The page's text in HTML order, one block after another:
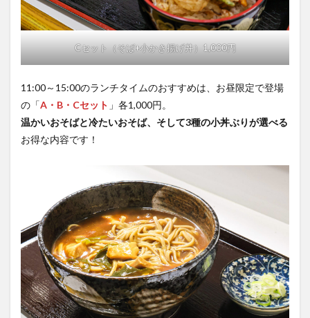
Cセット（そば+小かき揚げ丼）1,000円
11:00～15:00のランチタイムのおすすめは、お昼限定で登場
の「A・B・Cセット 」各1,000円。
温かいおそばと冷たいおそば、そして3種の小丼ぶりが選べる
お得な内容です！